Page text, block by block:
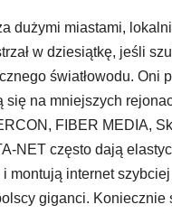
dużymi miastami,
w dziesiątkę, jeśli
światłowodu. Oni
się na mniejszych
FIBER MEDIA,
NET często dają
montują internet
giganci. Koniecznie